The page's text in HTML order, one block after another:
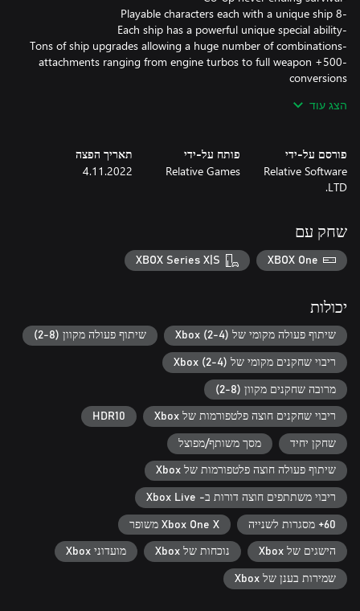
-500+ attachments ranging from engine turbos to full weapon
-Three Endless survival mode; how long can you last?הצג עוד
פורסם על-ידי
Relative Software
LTD.
פותח על-ידי
Relative Games
תאריך הפצה
4.11.2022
שחק עם
XBOX One
XBOX Series X|S
יכולות
שיתוף פעולה מקומי של Xbox (2-4) שיתוף פעולה מקוון (2-8)
ריבוי שחקנים מקומי של Xbox (2-4)
מרובה שחקנים מקוון (2-8)
ריבוי שחקנים חוצה פלטפורמות של Xbox HDR10
שחקן יחיד מסך משותף/מפוצל
שיתוף פעולה חוצה פלטפורמות של Xbox
ריבוי משתתפים‬‏‫ חוצה דורות ב- Xbox Live
60+ מסגרות לשנייה Xbox One X משופר
הישגים של Xbox נוכחות של Xbox מועדוני Xbox
שמירות בענן של Xbox